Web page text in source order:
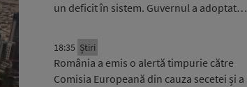
un deficit în sistem. Guvernul a adoptat…
18:35 Știri
România a emis o alertă timpurie către
Comisia Europeană din cauza secetei și a